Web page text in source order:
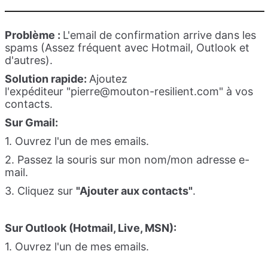
Problème : L'email de confirmation arrive dans les
spams (Assez fréquent avec Hotmail, Outlook et
d'autres).
Solution rapide: Ajoutez
l'expéditeur "pierre@mouton-resilient.com" à vos
contacts.
Sur Gmail:
1. Ouvrez l'un de mes emails.
2. Passez la souris sur mon nom/mon adresse e-
mail.
3. Cliquez sur "Ajouter aux contacts".
Sur Outlook (Hotmail, Live, MSN):
1. Ouvrez l'un de mes emails.